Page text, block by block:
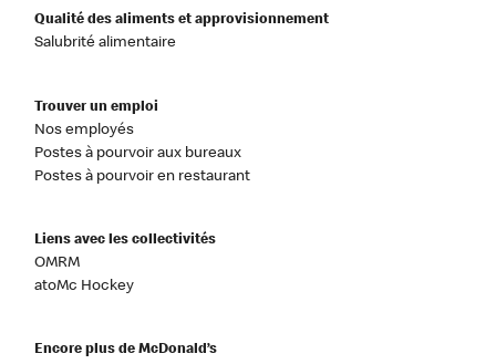
Qualité des aliments et approvisionnement
Salubrité alimentaire
Trouver un emploi
Nos employés
Postes à pourvoir aux bureaux
Postes à pourvoir en restaurant
Liens avec les collectivités
OMRM
atoMc Hockey
Encore plus de McDonald’s